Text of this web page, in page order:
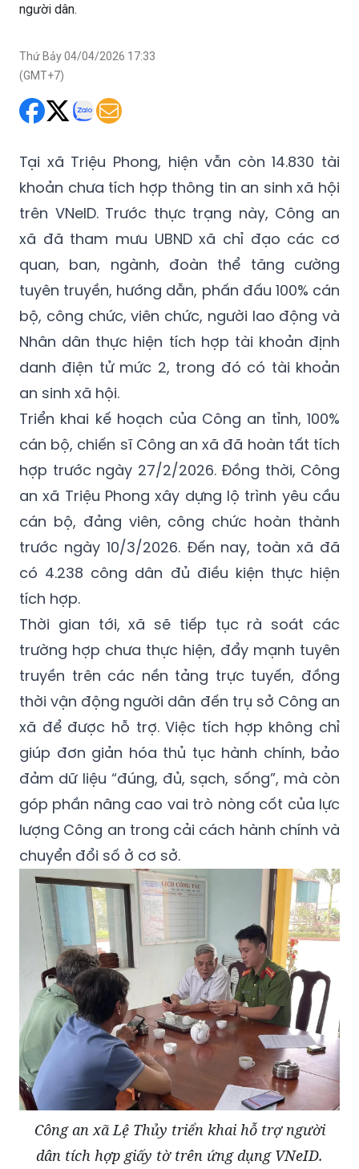
người dân.
Thứ Bảy 04/04/2026 17:33
(GMT+7)
Tại xã Triệu Phong, hiện vẫn còn 14.830 tài
khoản chưa tích hợp thông tin an sinh xã hội
trên VNeID. Trước thực trạng này, Công an
xã đã tham mưu UBND xã chỉ đạo các cơ
quan, ban, ngành, đoàn thể tăng cường
tuyên truyền, hướng dẫn, phấn đấu 100% cán
bộ, công chức, viên chức, người lao động và
Nhân dân thực hiện tích hợp tài khoản định
danh điện tử mức 2, trong đó có tài khoản
an sinh xã hội.
Triển khai kế hoạch của Công an tỉnh, 100%
cán bộ, chiến sĩ Công an xã đã hoàn tất tích
hợp trước ngày 27/2/2026. Đồng thời, Công
an xã Triệu Phong xây dựng lộ trình yêu cầu
cán bộ, đảng viên, công chức hoàn thành
trước ngày 10/3/2026. Đến nay, toàn xã đã
có 4.238 công dân đủ điều kiện thực hiện
tích hợp.
Thời gian tới, xã sẽ tiếp tục rà soát các
trường hợp chưa thực hiện, đẩy mạnh tuyên
truyền trên các nền tảng trực tuyến, đồng
thời vận động người dân đến trụ sở Công an
xã để được hỗ trợ. Việc tích hợp không chỉ
giúp đơn giản hóa thủ tục hành chính, bảo
đảm dữ liệu “đúng, đủ, sạch, sống”, mà còn
góp phần nâng cao vai trò nòng cốt của lực
lượng Công an trong cải cách hành chính và
chuyển đổi số ở cơ sở.
Công an xã Lệ Thủy triển khai hỗ trợ người
dân tích hợp giấy tờ trên ứng dụng VNeID.